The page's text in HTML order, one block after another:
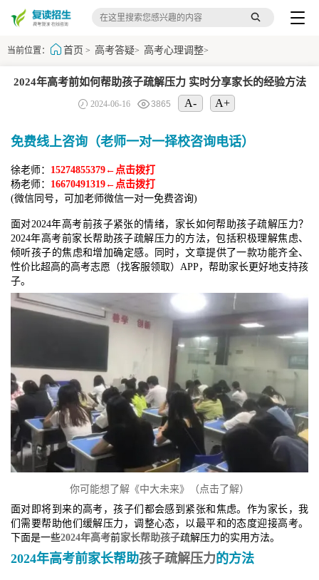
当前位置： 首页 > 高考答疑> 高考心理调整>
2024年高考前如何帮助孩子疏解压力 实时分享家长的经验方法
2024-06-16 3865 A- A+
免费线上咨询（老师一对一择校咨询电话）
徐老师： 15274855379←点击拨打
杨老师： 16670491319←点击拨打
(微信同号，可加老师微信一对一免费咨询)
面对2024年高考前孩子紧张的情绪，家长如何帮助孩子疏解压力？
2024年高考前家长帮助孩子疏解压力的方法，包括积极理解焦虑、
倾听孩子的焦虑和增加确定感。同时，文章提供了一款功能齐全、
性价比超高的高考志愿（找客服领取）APP，帮助家长更好地支持孩
子。
你可能想了解《中大未来》（点击了解）
面对即将到来的高考，孩子们都会感到紧张和焦虑。作为家长，我
们需要帮助他们缓解压力，调整心态，以最平和的态度迎接高考。
下面是一些2024年高考前家长帮助孩子疏解压力的实用方法。
2024年高考前家长帮助孩子疏解压力的方法